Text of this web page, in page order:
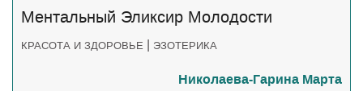
Ментальный Эликсир Молодости
КРАСОТА И ЗДОРОВЬЕ | ЭЗОТЕРИКА
Николаева-Гарина Марта